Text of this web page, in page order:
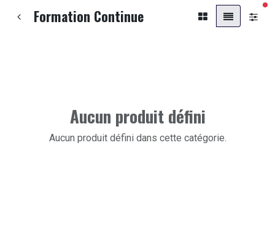
Formation Continue
Aucun produit défini
Aucun produit défini dans cette catégorie.